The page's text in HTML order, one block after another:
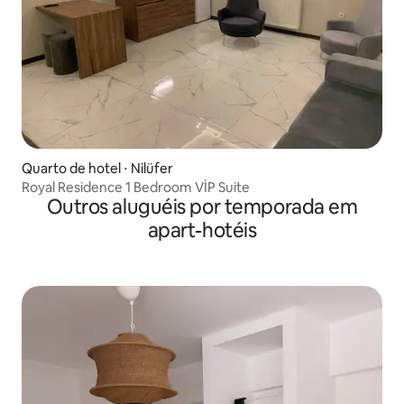
Quarto de hotel ⋅ Nilüfer
Royal Residence 1 Bedroom VİP Suite
Outros aluguéis por temporada em
apart-hotéis